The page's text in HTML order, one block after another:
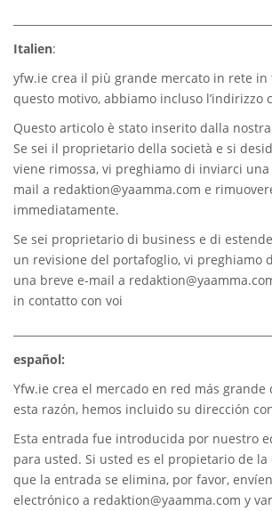
Italien:
yfw.ie crea il più grande mercato in rete
questo motivo, abbiamo incluso l’indirizzo
Questo articolo è stato inserito dalla
Se sei il proprietario della società e si
viene rimossa, vi preghiamo di inviarci una
mail a redaktion@yaamma.com e
immediatamente.
Se sei proprietario di business e di
un revisione del portafoglio, vi preghiamo
una breve e-mail a
in contatto con voi
español:
Yfw.ie crea el mercado en red más grande
esta razón, hemos incluido su dirección
Esta entrada fue introducida por nuestro
para usted. Si usted es el propietario de la
que la entrada se elimina, por favor,
electrónico a redaktion@yaamma.com y